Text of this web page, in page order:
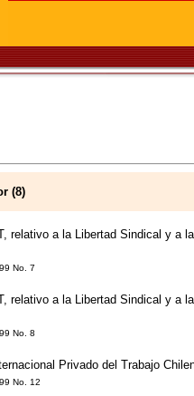
(8)
relativo a la Libertad Sindical y a
No. 7
relativo a la Libertad Sindical y a
No. 8
Privado del Trabajo
No. 12